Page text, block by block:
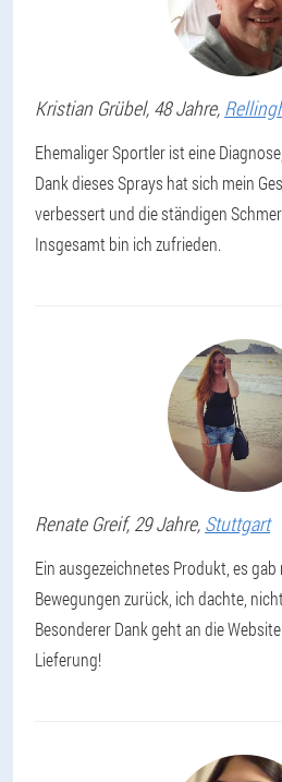
Kristian Grübel, 48 Jahre,
Ehemaliger Sportler ist eine
Dank dieses Sprays hat sich mein
verbessert und die ständigen
Insgesamt bin ich zufrieden.
Renate Greif, 29 Jahre, Stuttgart
Ein ausgezeichnetes Produkt, es
Bewegungen zurück, ich dachte,
Besonderer Dank geht an die
Lieferung!